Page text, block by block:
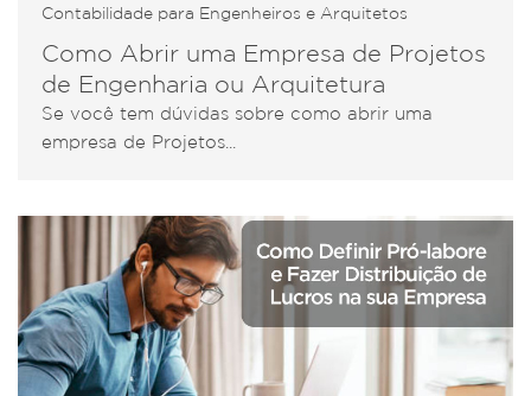
Contabilidade para Engenheiros e Arquitetos
Como Abrir uma Empresa de Projetos
de Engenharia ou Arquitetura
Se você tem dúvidas sobre como abrir uma
empresa de Projetos...